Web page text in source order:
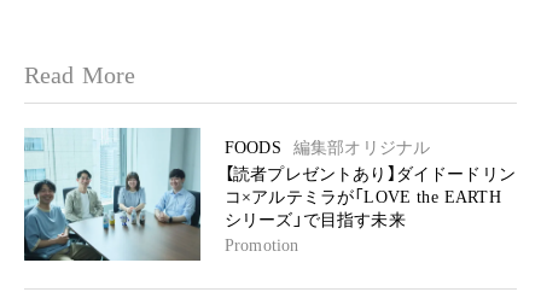
Read More
FOODS
編集部オリジナル
【読者プレゼントあり】ダイドードリン
コ×アルテミラが「LOVE the EARTH
シリーズ」で目指す未来
Promotion